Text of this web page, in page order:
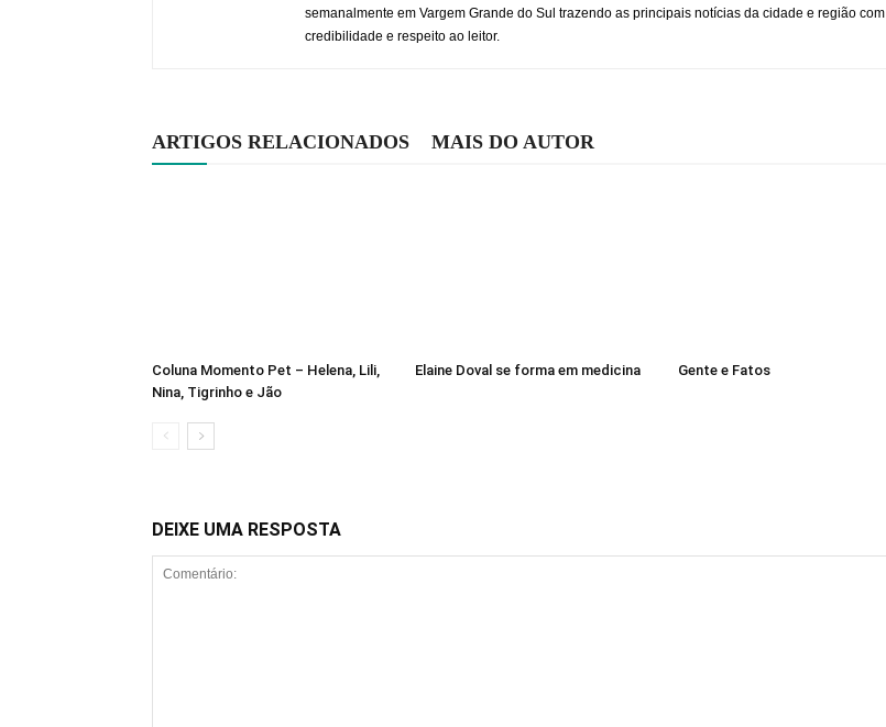
semanalmente em Vargem Grande do Sul trazendo as principais notícias da cidade e região com
credibilidade e respeito ao leitor.
ARTIGOS RELACIONADOS MAIS DO AUTOR
Coluna Momento Pet – Helena, Lili,
Nina, Tigrinho e Jão
Elaine Doval se forma em medicina Gente e Fatos
DEIXE UMA RESPOSTA